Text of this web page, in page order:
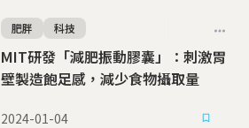
MIT研發「減肥振動膠囊」：刺激胃
壁製造飽足感，減少食物攝取量
肥胖 科技
2024-01-04